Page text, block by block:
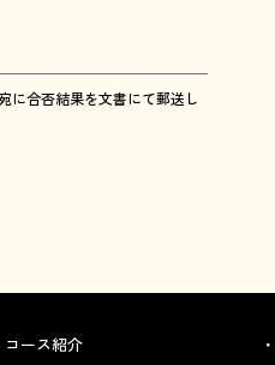
に合否結果を文書にて郵送し
コース紹介